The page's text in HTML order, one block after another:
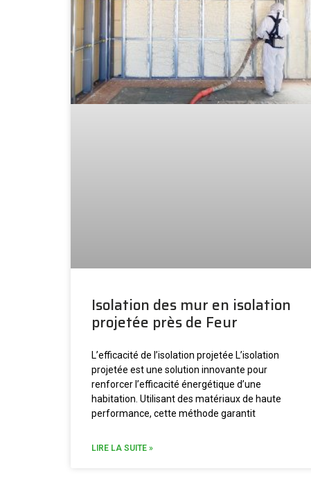
Isolation des mur en isolation
projetée près de Feur
L’efficacité de l’isolation projetée L’isolation
projetée est une solution innovante pour
renforcer l’efficacité énergétique d’une
habitation. Utilisant des matériaux de haute
performance, cette méthode garantit
LIRE LA SUITE »